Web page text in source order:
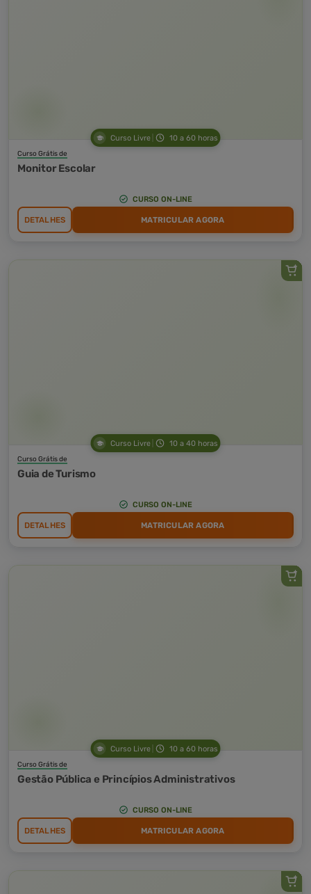
Curso Livre 10 a 60 horas
Curso Grátis de
Monitor Escolar
CURSO ON-LINE
DETALHES MATRICULAR AGORA
Curso Livre 10 a 40 horas
Curso Grátis de
Guia de Turismo
CURSO ON-LINE
DETALHES MATRICULAR AGORA
Curso Livre 10 a 60 horas
Curso Grátis de
Gestão Pública e Princípios Administrativos
CURSO ON-LINE
DETALHES MATRICULAR AGORA